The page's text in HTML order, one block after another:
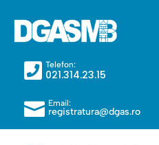
 Telefon:
021.314.23.15
 Email:
registratura@dgas.ro